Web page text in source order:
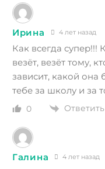
Ирина 4 лет назад
Как всегда супер!!!
везёт, везёт тому,
зависит, какой она
тебе за школу и за
0 Ответить
Галина 4 лет назад